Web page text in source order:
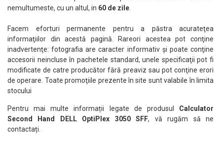
nemultumeste, cu un altul, in 60 de zile.
Facem eforturi permanente pentru a păstra acurateţea
informaţiilor din acestă pagină. Rareori acestea pot conţine
inadvertenţe: fotografia are caracter informativ şi poate conţine
accesorii neincluse în pachetele standard, unele specificaţii pot fi
modificate de catre producător fără preaviz sau pot conţine erori
de operare. Toate promoţiile prezente în site sunt valabile în limita
stocului
Pentru mai multe informații legate de produsul Calculator
Second Hand DELL OptiPlex 3050 SFF, vă rugăm să ne
contactați.